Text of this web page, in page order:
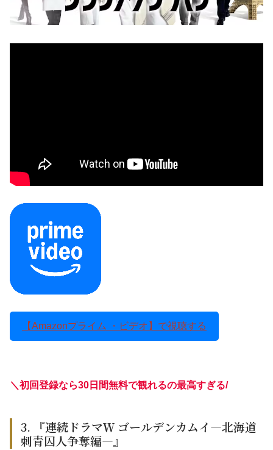
【Amazonプライム ・ビデオ】で視聴する
＼初回登録なら30日間無料で観れるの最高すぎる/
3. 『連続ドラマＷ ゴールデンカムイ―北海道
刺青囚人争奪編―』